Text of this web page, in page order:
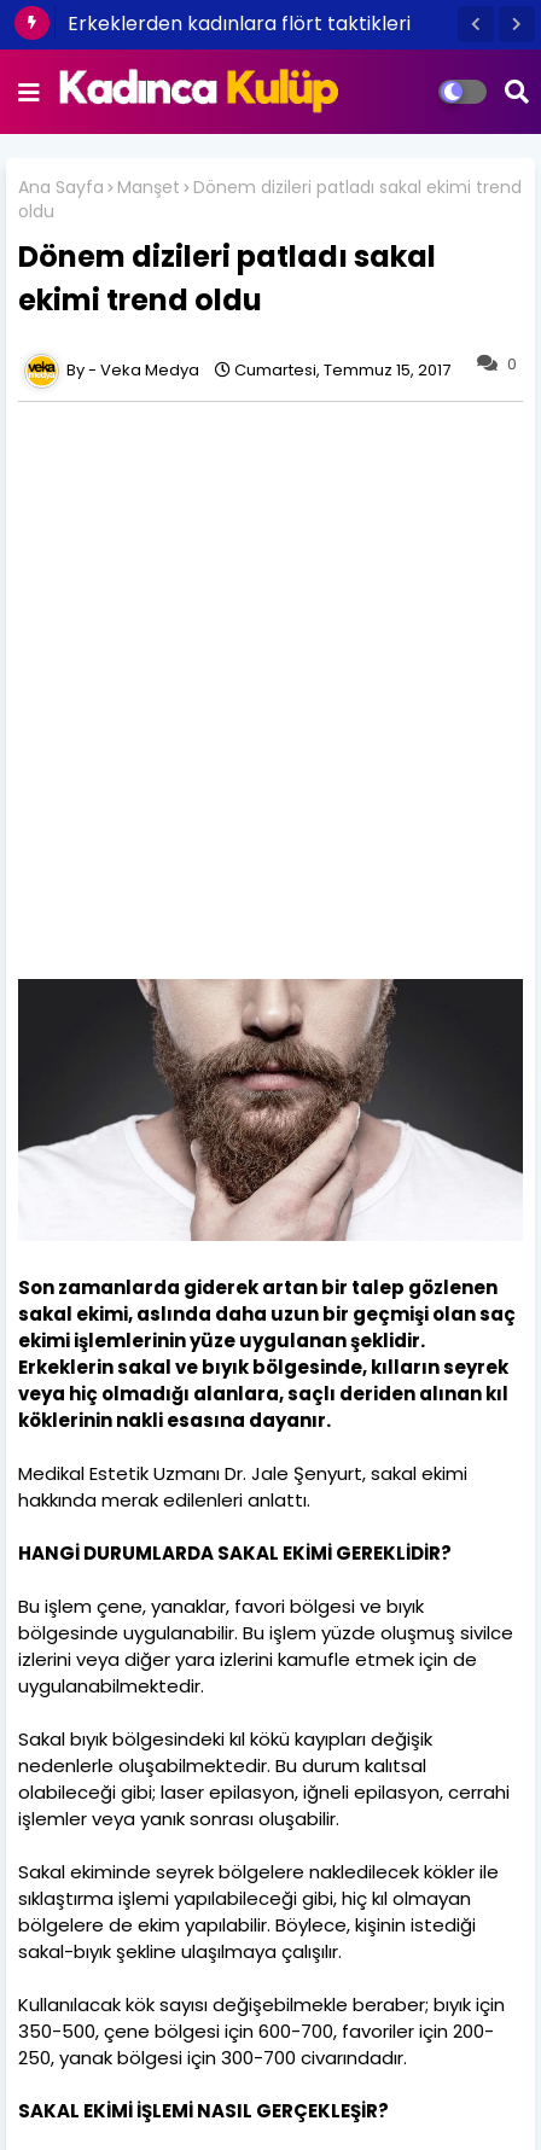
Erkeklerden kadınlara flört taktikleri
Ana Sayfa Manşet
Dönem dizileri patladı sakal ekimi trend
oldu
Dönem dizileri patladı sakal
ekimi trend oldu
0
Veka Medya Cumartesi, Temmuz 15, 2017
Son zamanlarda giderek artan bir talep gözlenen
sakal ekimi, aslında daha uzun bir geçmişi olan saç
ekimi işlemlerinin yüze uygulanan şeklidir.
Erkeklerin sakal ve bıyık bölgesinde, kılların seyrek
veya hiç olmadığı alanlara, saçlı deriden alınan kıl
köklerinin nakli esasına dayanır.
Medikal Estetik Uzmanı Dr. Jale Şenyurt, sakal ekimi
hakkında merak edilenleri anlattı.
HANGİ DURUMLARDA SAKAL EKİMİ GEREKLİDİR?
Bu işlem çene, yanaklar, favori bölgesi ve bıyık
bölgesinde uygulanabilir. Bu işlem yüzde oluşmuş sivilce
izlerini veya diğer yara izlerini kamufle etmek için de
uygulanabilmektedir.
Sakal bıyık bölgesindeki kıl kökü kayıpları değişik
nedenlerle oluşabilmektedir. Bu durum kalıtsal
olabileceği gibi; laser epilasyon, iğneli epilasyon, cerrahi
işlemler veya yanık sonrası oluşabilir.
Sakal ekiminde seyrek bölgelere nakledilecek kökler ile
sıklaştırma işlemi yapılabileceği gibi, hiç kıl olmayan
bölgelere de ekim yapılabilir. Böylece, kişinin istediği
sakal-bıyık şekline ulaşılmaya çalışılır.
Kullanılacak kök sayısı değişebilmekle beraber; bıyık için
350-500, çene bölgesi için 600-700, favoriler için 200-
250, yanak bölgesi için 300-700 civarındadır.
SAKAL EKİMİ İŞLEMİ NASIL GERÇEKLEŞİR?